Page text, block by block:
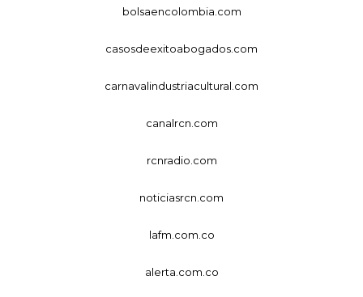
bolsaencolombia.com
casosdeexitoabogados.com
carnavalindustriacultural.com
canalrcn.com
rcnradio.com
noticiasrcn.com
lafm.com.co
alerta.com.co